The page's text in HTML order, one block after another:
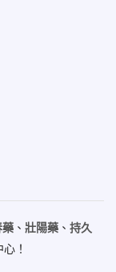
藥 、 壯陽藥 、 持久
！